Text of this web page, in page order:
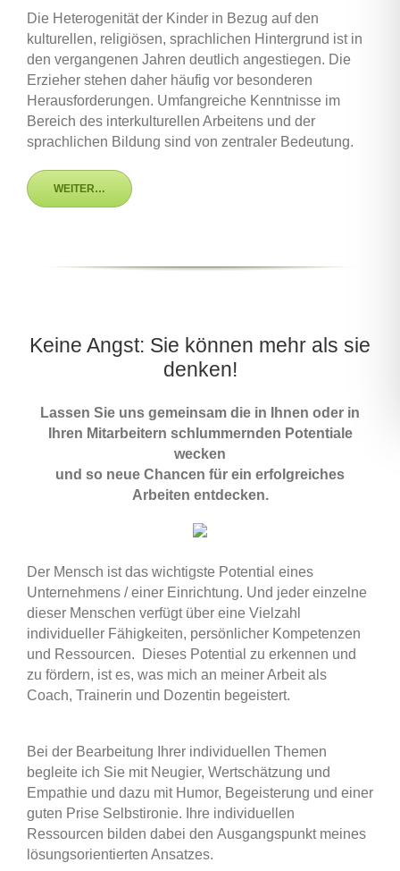
Die Heterogenität der Kinder in Bezug auf den
kulturellen, religiösen, sprachlichen Hintergrund ist in
den vergangenen Jahren deutlich angestiegen. Die
Erzieher stehen daher häufig vor besonderen
Herausforderungen. Umfangreiche Kenntnisse im
Bereich des interkulturellen Arbeitens und der
sprachlichen Bildung sind von zentraler Bedeutung.
WEITER…
Keine Angst: Sie können mehr als sie
denken!
Lassen Sie uns gemeinsam die in Ihnen oder in
Ihren Mitarbeitern schlummernden Potentiale
wecken
und so neue Chancen für ein erfolgreiches
Arbeiten entdecken.
Der Mensch ist das wichtigste Potential eines
Unternehmens / einer Einrichtung. Und jeder einzelne
dieser Menschen verfügt über eine Vielzahl
individueller Fähigkeiten, persönlicher Kompetenzen
und Ressourcen. Dieses Potential zu erkennen und
zu fördern, ist es, was mich an meiner Arbeit als
Coach, Trainerin und Dozentin begeistert.
Bei der Bearbeitung Ihrer individuellen Themen
begleite ich Sie mit Neugier, Wertschätzung und
Empathie und dazu mit Humor, Begeisterung und einer
guten Prise Selbstironie. Ihre individuellen
Ressourcen bilden dabei den Ausgangspunkt meines
lösungsorientierten Ansatzes.